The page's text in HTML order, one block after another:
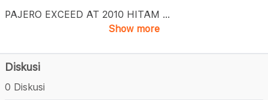
PAJERO EXCEED AT 2010 HITAM ...
Show more
Diskusi
0 Diskusi